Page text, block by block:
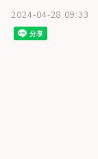
2024-04-28 09:33